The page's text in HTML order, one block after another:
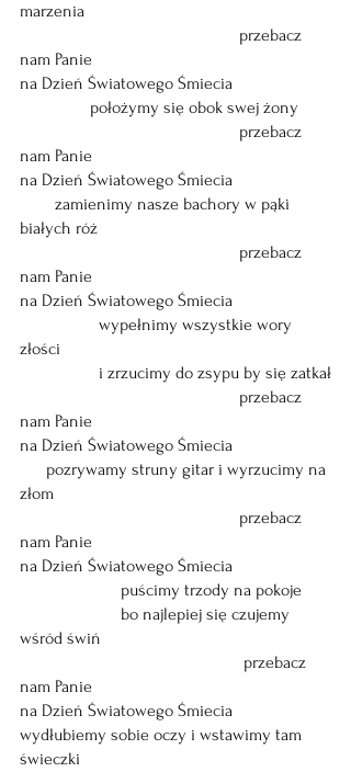
marzenia
przebacz
nam Panie
na Dzień Światowego Śmiecia
położymy się obok swej żony
przebacz
nam Panie
na Dzień Światowego Śmiecia
zamienimy nasze bachory w pąki
białych róż
przebacz
nam Panie
na Dzień Światowego Śmiecia
wypełnimy wszystkie wory
złości
i zrzucimy do zsypu by się zatkał
przebacz
nam Panie
na Dzień Światowego Śmiecia
pozrywamy struny gitar i wyrzucimy na
złom
przebacz
nam Panie
na Dzień Światowego Śmiecia
puścimy trzody na pokoje
bo najlepiej się czujemy
wśród świń
przebacz
nam Panie
na Dzień Światowego Śmiecia
wydłubiemy sobie oczy i wstawimy tam
świeczki